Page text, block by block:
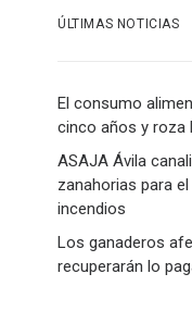
ÚLTIMAS NOTICIAS
El consumo
cinco años y roza
ASAJA Ávila
zanahorias para
incendios
Los ganaderos
recuperarán lo